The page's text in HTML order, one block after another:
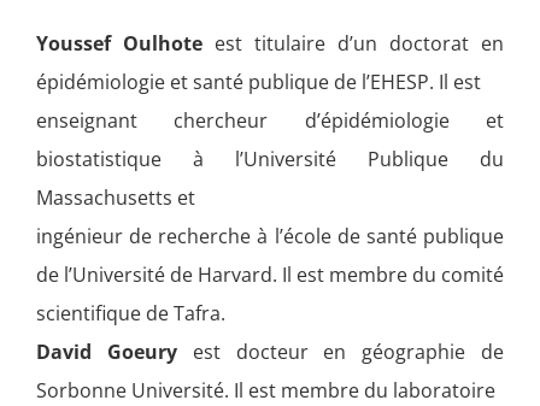
Youssef Oulhote est titulaire d’un doctorat en
épidémiologie et santé publique de l’EHESP. Il est
enseignant chercheur d’épidémiologie et
biostatistique à l’Université Publique du
Massachusetts et
ingénieur de recherche à l’école de santé publique
de l’Université de Harvard. Il est membre du comité
scientifique de Tafra.
David Goeuryest docteur en géographie de
Sorbonne Université. Il est membre du laboratoire